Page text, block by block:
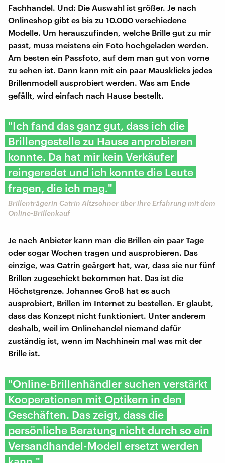
Fachhandel. Und: Die Auswahl ist größer. Je nach
Onlineshop gibt es bis zu 10.000 verschiedene
Modelle. Um herauszufinden, welche Brille gut zu mir
passt, muss meistens ein Foto hochgeladen werden.
Am besten ein Passfoto, auf dem man gut von vorne
zu sehen ist. Dann kann mit ein paar Mausklicks jedes
Brillenmodell ausprobiert werden. Was am Ende
gefällt, wird einfach nach Hause bestellt.
"Ich fand das ganz gut, dass ich die
Brillengestelle zu Hause anprobieren
konnte. Da hat mir kein Verkäufer
reingeredet und ich konnte die Leute
fragen, die ich mag."
Brillenträgerin Catrin Altzschner über ihre Erfahrung mit dem
Online-Brillenkauf
Je nach Anbieter kann man die Brillen ein paar Tage
oder sogar Wochen tragen und ausprobieren. Das
einzige, was Catrin geärgert hat, war, dass sie nur fünf
Brillen zugeschickt bekommen hat. Das ist die
Höchstgrenze. Johannes Groß hat es auch
ausprobiert, Brillen im Internet zu bestellen. Er glaubt,
dass das Konzept nicht funktioniert. Unter anderem
deshalb, weil im Onlinehandel niemand dafür
zuständig ist, wenn im Nachhinein mal was mit der
Brille ist.
"Online-Brillenhändler suchen verstärkt
Kooperationen mit Optikern in den
Geschäften. Das zeigt, dass die
persönliche Beratung nicht durch so ein
Versandhandel-Modell ersetzt werden